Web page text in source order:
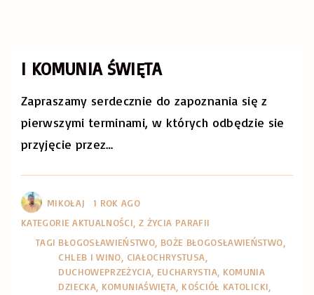
I KOMUNIA ŚWIĘTA
Zapraszamy serdecznie do zapoznania się z
pierwszymi terminami, w których odbędzie sie
przyjęcie przez…
MIKOŁAJ
1 ROK AGO
KATEGORIE AKTUALNOŚCI Z ŻYCIA PARAFII
TAGI BŁOGOSŁAWIEŃSTWO BOŻE BŁOGOSŁAWIEŃSTWO
CHLEB I WINO CIAŁOCHRYSTUSA
DUCHOWEPRZEŻYCIA EUCHARYSTIA KOMUNIA
DZIECKA KOMUNIAŚWIĘTA KOŚCIÓŁ KATOLICKI